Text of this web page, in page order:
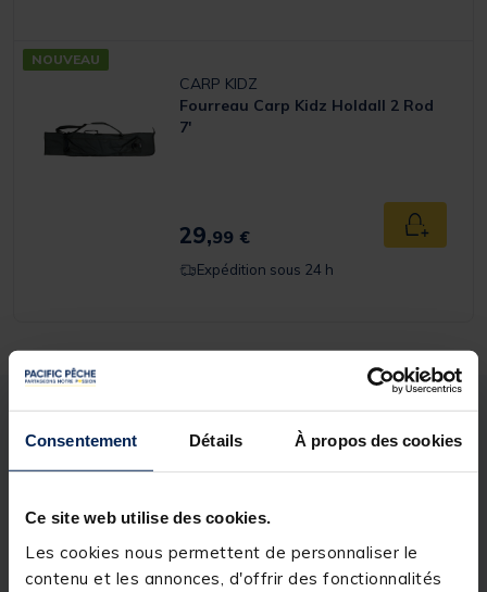
Consentement Détails À propos des cookies
Ce site web utilise des cookies.
Les cookies nous permettent de personnaliser le
contenu et les annonces, d'offrir des fonctionnalités
NOUVEAU
CARP KIDZ
Fourreau Carp Kidz Holdall 2 Rod
7'
29,99 € Ajouter
Expédition sous 24 h
Description
LeCombo Carp Kidzest la solution idéale pour